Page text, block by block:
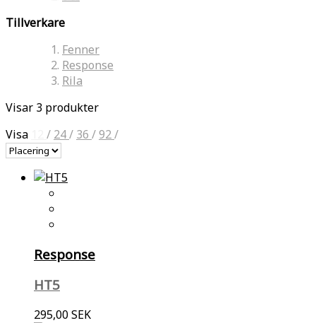
Tillverkare
Fenner
Response
Rila
Visar 3 produkter
Visa
/ 24/ 36 /92/
Response
HT5
295,00 SEK